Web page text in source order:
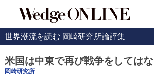
世界潮流を読む 岡崎研究所論評集
米国は中東で再び戦争をしては
岡崎研究所